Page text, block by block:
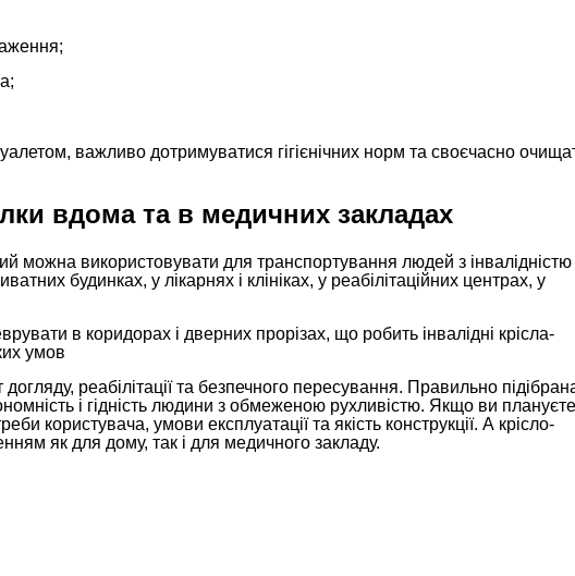
важливо дотримуватися гігієнічних норм та своєчасно
вдома та в медичних закладах
можна використовувати для транспортування людей з інвалідністю
будинках, у лікарнях і клініках, у реабілітаційних центрах, у
в коридорах і дверних прорізах, що робить інвалідні крісла-
умов
реабілітації та безпечного пересування. Правильно
і гідність людини з обмеженою рухливістю. Якщо ви плануєте
користувача, умови експлуатації та якість конструкції. А крісло-
як для дому, так і для медичного закладу.